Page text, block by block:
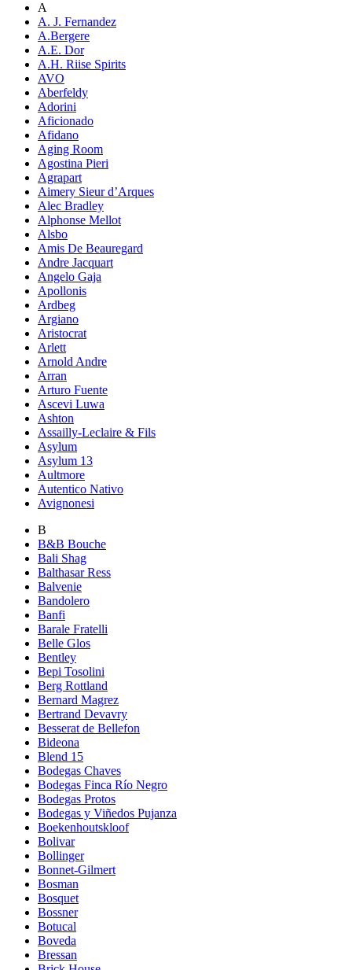
A
A. J. Fernandez
A.Bergere
A.E. Dor
A.H. Riise Spirits
AVO
Aberfeldy
Adorini
Aficionado
Afidano
Aging Room
Agostina Pieri
Agrapart
Aimery Sieur d’Arques
Alec Bradley
Alphonse Mellot
Alsbo
Amis De Beauregard
Andre Jacquart
Angelo Gaja
Apollonis
Ardbeg
Argiano
Aristocrat
Arlett
Arnold Andre
Arran
Arturo Fuente
Ascevi Luwa
Ashton
Assailly-Leclaire & Fils
Asylum
Asylum 13
Aultmore
Autentico Nativo
Avignonesi
B
B&B Bouche
Bali Shag
Balthasar Ress
Balvenie
Bandolero
Banfi
Barale Fratelli
Belle Glos
Bentley
Bepi Tosolini
Berg Rottland
Bernard Magrez
Bertrand Devavry
Besserat de Bellefon
Bideona
Blend 15
Bodegas Chaves
Bodegas Finca Río Negro
Bodegas Protos
Bodegas y Viñedos Pujanza
Boekenhoutskloof
Bolivar
Bollinger
Bonnet-Gilmert
Bosman
Bosquet
Bossner
Botucal
Boveda
Bressan